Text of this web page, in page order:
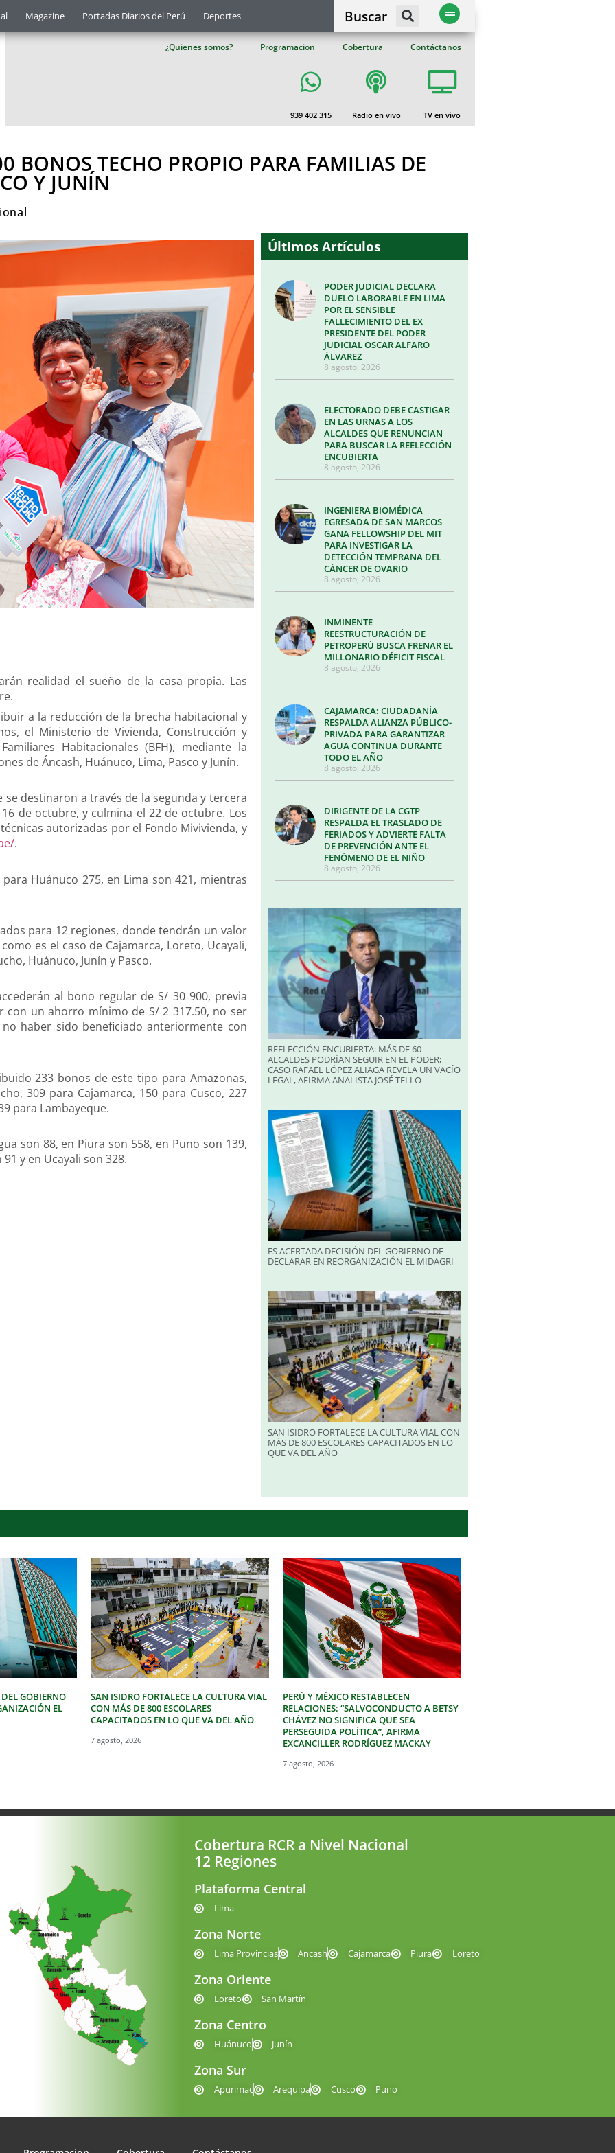
Magazine Portadas Diarios del Perú Deportes Buscar
¿Quienes somos? Programacion Cobertura Contáctanos
939 402 315 Radio en vivo TV en vivo
BONOS TECHO PROPIO PARA FAMILIAS DE
Y JUNÍN
realidad el sueño de la casa propia. Las
a la reducción de la brecha habitacional y
el Ministerio de Vivienda, Construcción y
Habitacionales (BFH), mediante la
de Áncash, Huánuco, Lima, Pasco y Junín.
destinaron a través de la segunda y tercera
de octubre, y culmina el 22 de octubre. Los
autorizadas por el Fondo Mivivienda, y
.
Huánuco 275, en Lima son 421, mientras
para 12 regiones, donde tendrán un valor
es el caso de Cajamarca, Loreto, Ucayali,
Huánuco, Junín y Pasco.
al bono regular de S/ 30 900, previa
un ahorro mínimo de S/ 2 317.50, no ser
haber sido beneficiado anteriormente con
233 bonos de este tipo para Amazonas,
309 para Cajamarca, 150 para Cusco, 227
para Lambayeque.
son 88, en Piura son 558, en Puno son 139,
y en Ucayali son 328.
Últimos Artículos
PODER JUDICIAL DECLARA
DUELO LABORABLE EN LIMA
POR EL SENSIBLE
FALLECIMIENTO DEL EX
PRESIDENTE DEL PODER
JUDICIAL OSCAR ALFARO
ÁLVAREZ
8 agosto, 2026
ELECTORADO DEBE CASTIGAR
EN LAS URNAS A LOS
ALCALDES QUE RENUNCIAN
PARA BUSCAR LA REELECCIÓN
ENCUBIERTA
8 agosto, 2026
INGENIERA BIOMÉDICA
EGRESADA DE SAN MARCOS
GANA FELLOWSHIP DEL MIT
PARA INVESTIGAR LA
DETECCIÓN TEMPRANA DEL
CÁNCER DE OVARIO
8 agosto, 2026
INMINENTE
REESTRUCTURACIÓN DE
PETROPERÚ BUSCA FRENAR EL
MILLONARIO DÉFICIT FISCAL
8 agosto, 2026
CAJAMARCA: CIUDADANÍA
RESPALDA ALIANZA PÚBLICO-
PRIVADA PARA GARANTIZAR
AGUA CONTINUA DURANTE
TODO EL AÑO
8 agosto, 2026
DIRIGENTE DE LA CGTP
RESPALDA EL TRASLADO DE
FERIADOS Y ADVIERTE FALTA
DE PREVENCIÓN ANTE EL
FENÓMENO DE EL NIÑO
8 agosto, 2026
REELECCIÓN ENCUBIERTA: MÁS DE 60
ALCALDES PODRÍAN SEGUIR EN EL PODER;
CASO RAFAEL LÓPEZ ALIAGA REVELA UN VACÍO
LEGAL, AFIRMA ANALISTA JOSÉ TELLO
ES ACERTADA DECISIÓN DEL GOBIERNO DE
DECLARAR EN REORGANIZACIÓN EL MIDAGRI
SAN ISIDRO FORTALECE LA CULTURA VIAL CON
MÁS DE 800 ESCOLARES CAPACITADOS EN LO
QUE VA DEL AÑO
GOBIERNO
EL
SAN ISIDRO FORTALECE LA CULTURA VIAL
CON MÁS DE 800 ESCOLARES
CAPACITADOS EN LO QUE VA DEL AÑO
7 agosto, 2026
PERÚ Y MÉXICO RESTABLECEN
RELACIONES: “SALVOCONDUCTO A BETSY
CHÁVEZ NO SIGNIFICA QUE SEA
PERSEGUIDA POLÍTICA”, AFIRMA
EXCANCILLER RODRÍGUEZ MACKAY
7 agosto, 2026
Cobertura RCR a Nivel Nacional
12 Regiones
Plataforma Central
Lima
Zona Norte
Lima Provincias Ancash Cajamarca Piura Loreto
Zona Oriente
Loreto San Martín
Zona Centro
Huánuco Junín
Zona Sur
Apurimac Arequipa Cusco Puno